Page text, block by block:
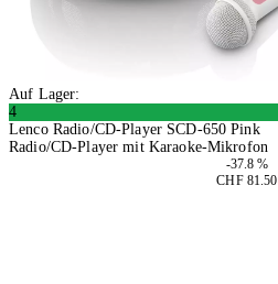
Auf Lager:
4
Lenco Radio/CD-Player SCD-650 Pink
Radio/CD-Player mit Karaoke-Mikrofon
-37.8 %
CHF 81.50